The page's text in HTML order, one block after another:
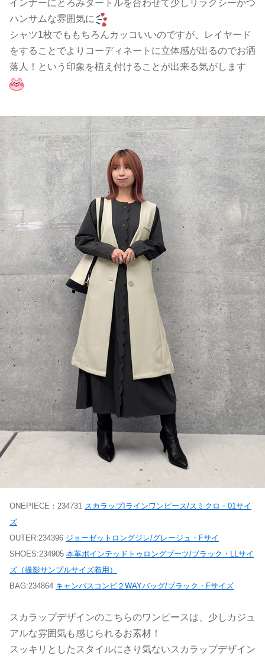
インナーにとろみタートルを合わせて少しリラクシーかつ
ハンサムな雰囲気に
シャツ1枚でももちろんカッコいいのですが、レイヤード
をすることでよりコーディネートに立体感が出るのでお洒
落人！という印象を植え付けることが出来る気がします
ONEPIECE：234731 スカラップIラインワンピース/スミクロ・01サイ
ズ
OUTER:234396 ジョーゼットロングジレ/グレージュ・Fサイ
SHOES:234905 本革ポインテッドトゥロングブーツ/ブラック・LLサイ
ズ（撮影サンプルサイズ着用）
BAG:234864 キャンバスコンビ２WAYバッグ/ブラック・Fサイズ
スカラップデザインのこちらのワンピースは、少しカジュ
アルな雰囲気も感じられるお素材！
スッキリとしたスタイルにさり気ないスカラップデザイン